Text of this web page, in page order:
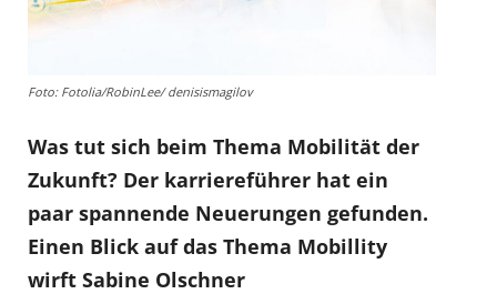
Foto: Fotolia/RobinLee/ denisismagilov
Was tut sich beim Thema Mobilität der
Zukunft? Der karriereführer hat ein
paar spannende Neuerungen gefunden.
Einen Blick auf das Thema Mobillity
wirft Sabine Olschner